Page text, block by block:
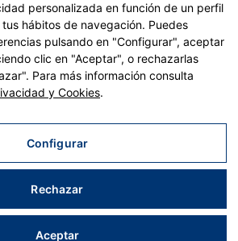
y Resiliencia – Financiado por
establecido por el Reglamento (UE)
Europeo y del Consejo, de 12 de febrero
|Política de cookies|Accesibilidad|Mapa web
porTrestristes
personalizada en función de un perfil
hábitos de navegación. Puedes
pulsando en "Configurar", aceptar
clic en "Aceptar", o rechazarlas
Para más información consulta
y Cookies.
Configurar
Rechazar
Aceptar